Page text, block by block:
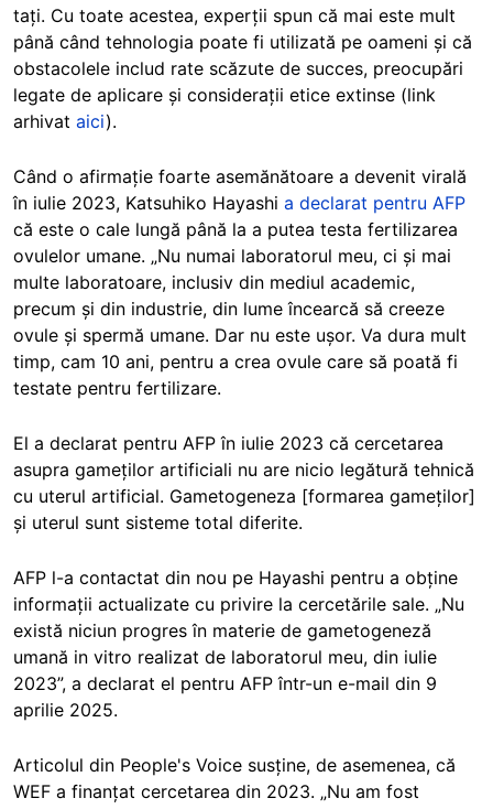
tați. Cu toate acestea, experții spun că mai este mult
până când tehnologia poate fi utilizată pe oameni și că
obstacolele includ rate scăzute de succes, preocupări
legate de aplicare și considerații etice extinse (link
arhivat aici).
Când o afirmație foarte asemănătoare a devenit virală
în iulie 2023, Katsuhiko Hayashi a declarat pentru AFP
că este o cale lungă până la a putea testa fertilizarea
ovulelor umane. „Nu numai laboratorul meu, ci și mai
multe laboratoare, inclusiv din mediul academic,
precum și din industrie, din lume încearcă să creeze
ovule și spermă umane. Dar nu este ușor. Va dura mult
timp, cam 10 ani, pentru a crea ovule care să poată fi
testate pentru fertilizare.
El a declarat pentru AFP în iulie 2023 că cercetarea
asupra gameților artificiali nu are nicio legătură tehnică
cu uterul artificial. Gametogeneza [formarea gameților]
și uterul sunt sisteme total diferite.
AFP l-a contactat din nou pe Hayashi pentru a obține
informații actualizate cu privire la cercetările sale. „Nu
există niciun progres în materie de gametogeneză
umană in vitro realizat de laboratorul meu, din iulie
2023”, a declarat el pentru AFP într-un e-mail din 9
aprilie 2025.
Articolul din People's Voice susține, de asemenea, că
WEF a finanțat cercetarea din 2023. „Nu am fost